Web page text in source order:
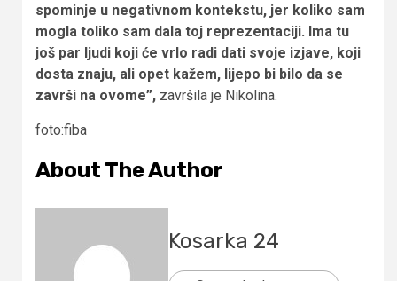
spominje u negativnom kontekstu, jer koliko sam
mogla toliko sam dala toj reprezentaciji. Ima tu
još par ljudi koji će vrlo radi dati svoje izjave, koji
dosta znaju, ali opet kažem, lijepo bi bilo da se
završi na ovome”, završila je Nikolina.
foto:fiba
About The Author
Kosarka 24